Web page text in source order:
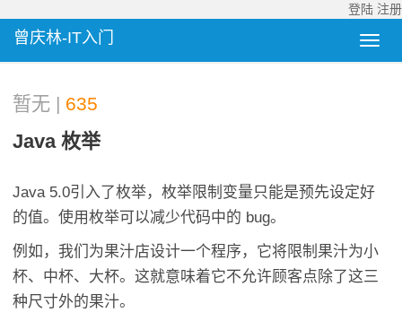
登陆 注册
曾庆林-IT入门
暂无 | 635
Java 枚举
Java 5.0引入了枚举，枚举限制变量只能是预先设定好
的值。使用枚举可以减少代码中的 bug。
例如，我们为果汁店设计一个程序，它将限制果汁为小
杯、中杯、大杯。这就意味着它不允许顾客点除了这三
种尺寸外的果汁。